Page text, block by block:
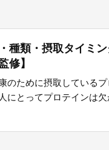
種類・摂取タイミ
修】
のために摂取しているプ
にとってプロテインは欠